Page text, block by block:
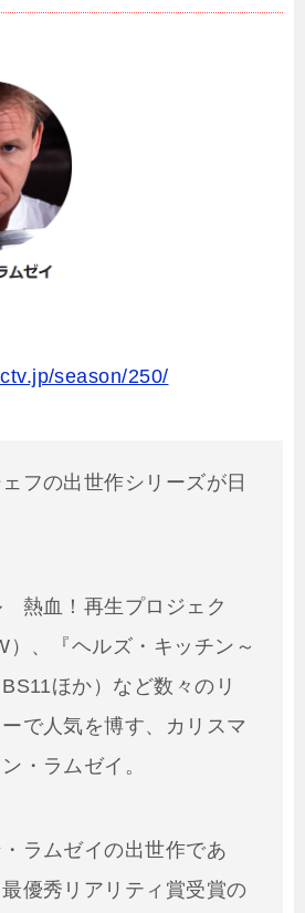
season/250/
フの出世作シリーズが日
熱血！再生プロジェク
）、『ヘルズ・キッチン～
ほか）など数々のリ
で人気を博す、カリスマ
・ラムゼイ。
ラムゼイの出世作であ
優秀リアリティ賞受賞の